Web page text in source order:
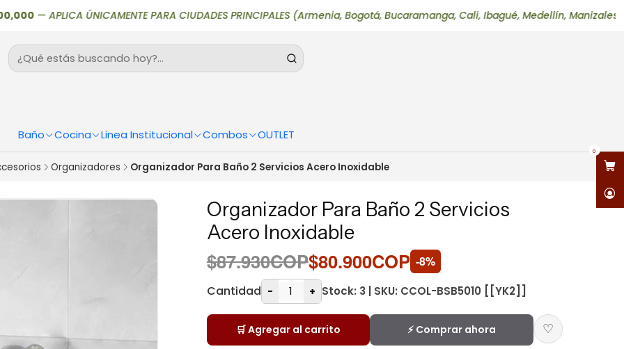
Baño Cocina Linea Institucional Combos OUTLET
0
—APLICA ÚNICAMENTE PARA CIUDADES PRINCIPALES (Armenia, Bogotá, Bucaramanga, Cali, Ibagué, Medellín, Manizales,
Organizadores Organizador Para Baño 2 Servicios Acero Inoxidable
Organizador Para Baño 2 Servicios
Acero Inoxidable
$87.930COP$80.900COP -8%
Cantidad - + Stock: 3 | SKU: CCOL-BSB5010 [[YK2]]
🛒 Agregar al carrito ⚡ Comprar ahora ♡